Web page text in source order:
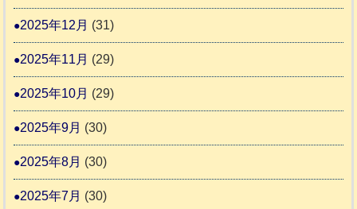
2025年12月 (31)
2025年11月 (29)
2025年10月 (29)
2025年9月 (30)
2025年8月 (30)
2025年7月 (30)